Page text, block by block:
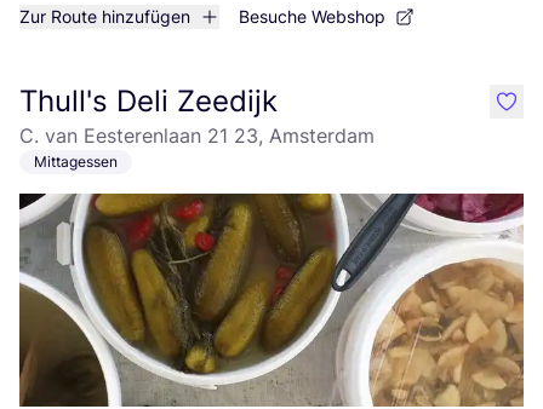
Zur Route hinzufügen Besuche Webshop
Thull's Deli Zeedijk
C. van Eesterenlaan 21 23, Amsterdam
Mittagessen
like